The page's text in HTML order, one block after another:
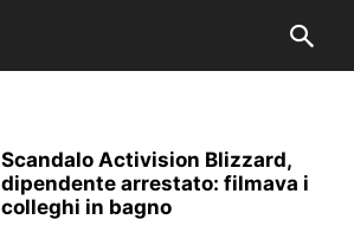
Scandalo Activision Blizzard,
dipendente arrestato: filmava i
colleghi in bagno